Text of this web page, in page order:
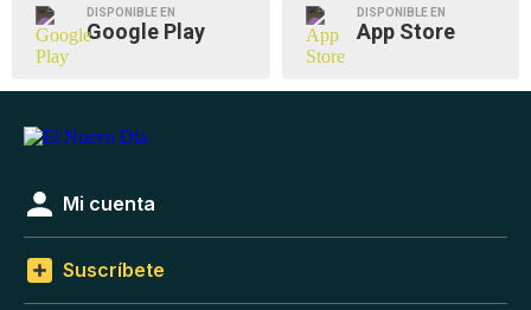
DISPONIBLE EN
Google Play
DISPONIBLE EN
App Store
Mi cuenta
Suscríbete